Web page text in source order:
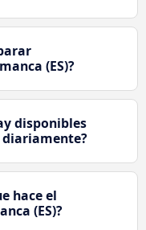
(ES)?
disponibles
diariamente?
hace el
(ES)?